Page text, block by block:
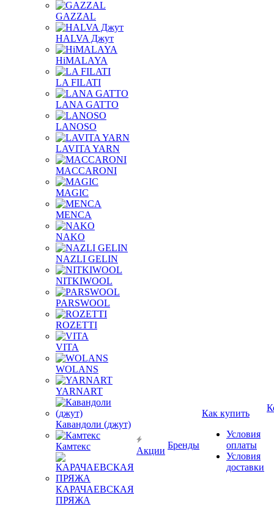
GAZZAL
HALVA Джут
HiMALAYA
LA FILATI
LANA GATTO
LANOSO
LAVITA YARN
MACCARONI
MAGIC
MENCA
NAKO
NAZLI GELIN
NITKIWOOL
PARSWOOL
ROZETTI
VITA
WOLANS
YARNART
Кавандоли (джут)
Камтекс
КАРАЧАЕВСКАЯ
ПРЯЖА
Акции
Бренды
Как купить
Условия
оплаты
Условия
доставки